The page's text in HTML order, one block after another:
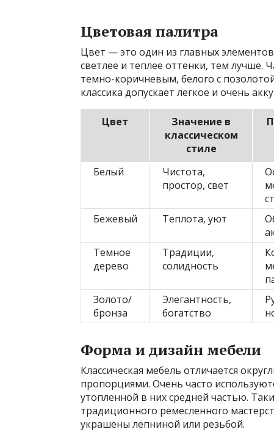
Цветовая палитра
Цвет — это один из главных элементов
светлее и теплее оттенки, тем лучше.
темно-коричневым, белого с
классика допускает легкое и очень
Цвет
Значение в
классическом
стиле
Белый
Чистота,
простор, свет
Бежевый
Теплота, уют
Темное
дерево
Традиции,
солидность
Золото/
бронза
Элегантность,
богатство
Форма и дизайн мебели
Классическая мебель отличается
пропорциями. Очень часто
утопленной в них средней частью.
традиционного ремесленного
украшены лепниной или резьбой.